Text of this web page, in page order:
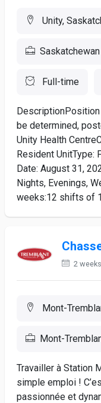
Unity,
Full-time
be determined,
Unity Health
Resident UnitType:
Date: August 31,
Nights, Evenings,
weeks:12 shifts of
2
Mont-
Mont-
Travailler à Station
simple emploi !
passionnée et